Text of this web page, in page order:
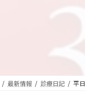
最新情報 診療日記 平